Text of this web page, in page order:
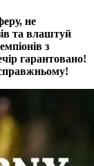
не
та влаштуй
з
гарантовано!